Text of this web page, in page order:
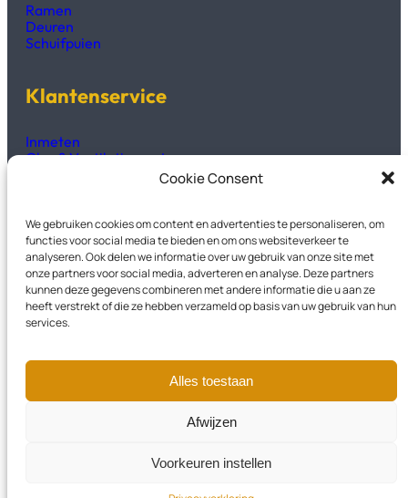
Cookie Consent
We gebruiken cookies om content en advertenties te personaliseren, om
functies voor social media te bieden en om ons websiteverkeer te
analyseren. Ook delen we informatie over uw gebruik van onze site met
onze partners voor social media, adverteren en analyse. Deze partners
kunnen deze gegevens combineren met andere informatie die u aan ze
heeft verstrekt of die ze hebben verzameld op basis van uw gebruik van hun
services.
Alles toestaan
Afwijzen
Voorkeuren instellen
Ramen
Deuren
Schuifpuien
Klantenservice
Inmeten
Glas & Ventilatieroosters
Kozijnen2GO
Over Ons
Veelgestelde vragen
Privacyverklaring
© 2026 – Kozijnen2GO
Instagram
LinkedIn
Facebook